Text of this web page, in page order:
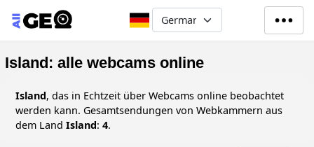
Direkt zum Inhalt
Select your language
Island: alle webcams online
Island, das in Echtzeit über Webcams online beobachtet
werden kann. Gesamtsendungen von Webkammern aus
dem Land Island: 4.